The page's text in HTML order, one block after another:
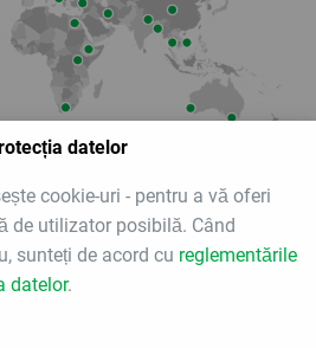
datelor
cookie-uri - pentru a vă oferi
de utilizator posibilă. Când
sunteți de acord cu reglementările
datelor.
Membru al